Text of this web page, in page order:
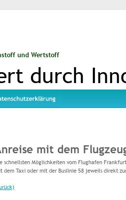
durch
und Wertstoff
mit dem
schnellsten Möglichkeiten vom Flughafen
dem Taxi oder mit der Buslinie 58 jeweils direkt